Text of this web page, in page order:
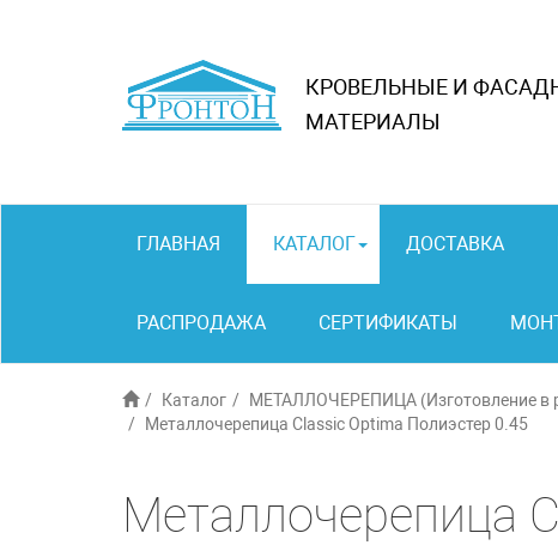
КРОВЕЛЬНЫЕ И
МАТЕРИАЛЫ
ГЛАВНАЯ КАТАЛОГ ДОСТАВКА
РАСПРОДАЖА СЕРТИФИКАТЫ
Каталог МЕТАЛЛОЧЕРЕПИЦА (Изготовление в
Металлочерепица Classic Optima Полиэстер 0.45
Металлочерепица